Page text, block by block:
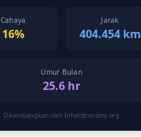
Cahaya
16%
Jarak
404.454 km
Umur Bulan
25.6 hr
Dikembangkan oleh InfoAstronomy.org